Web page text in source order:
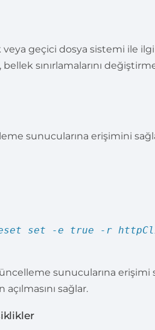
geçici dosya sistemi ile
sınırlamalarını
sunucularına erişimini
set -e true -r
sunucularına erişimi
sağlar.